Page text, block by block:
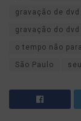
gravação de
gravação do
o tempo não
São Paulo